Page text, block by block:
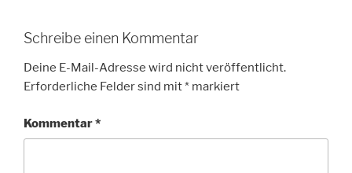
Schreibe einen Kommentar
Deine E-Mail-Adresse wird nicht veröffentlicht.
Erforderliche Felder sind mit* markiert
Kommentar*